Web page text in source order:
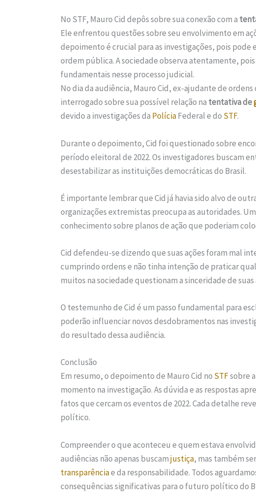
No STF, Mauro Cid depôs sobre sua conexão com a
Ele enfrentou questões sobre seu envolvimento em
depoimento é crucial para as investigações, pois pode
ordem pública. A sociedade observa atentamente,
fundamentais nesse processo judicial.
No dia da audiência, Mauro Cid, ex-ajudante de
interrogado sobre sua possível relação na tentativa de
devido a investigações da PolíciaFederal e do STF.
Durante o depoimento, Cid foi questionado sobre
período eleitoral de 2022. Os investigadores buscam
desestabilizar as instituições democráticas do Brasil.
É importante lembrar que Cid já havia sido alvo de
organizações extremistas preocupa as autoridades.
conhecimento sobre planos de ação que poderiam
Cid defendeu-se dizendo que suas ações foram mal
cumprindo ordens e não tinha intenção de praticar
muitos na sociedade questionam a sinceridade de suas
O testemunho de Cid é um passo fundamental para
poderão influenciar novos desdobramentos nas
do resultado dessa audiência.
Conclusão
Em resumo, o depoimento de Mauro Cid no STFsobre a
momento na investigação. As dúvida e as respostas
fatos que cercam os eventos de 2022. Cada detalhe
político.
Compreender o que aconteceu e quem estava
audiências não apenas buscamjustiça, mas também
transparênciae da responsabilidade. Todos
consequências significativas para o futuro político do